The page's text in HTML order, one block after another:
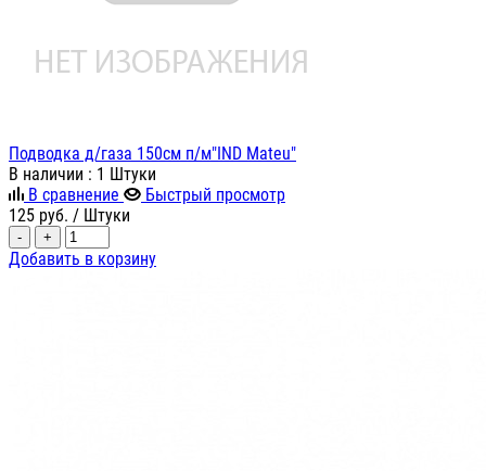
Подводка д/газа 150см п/м"IND Mateu"
В наличии : 1 Штуки
В сравнение
Быстрый просмотр
125 руб. / Штуки
- +
Добавить в корзину